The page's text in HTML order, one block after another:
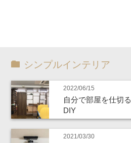
シンプルインテリア
2022/06/15
自分で部屋を仕切
DIY
2021/03/30